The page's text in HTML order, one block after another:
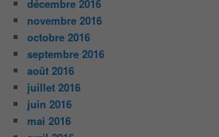
décembre 2016
novembre 2016
octobre 2016
septembre 2016
août 2016
juillet 2016
juin 2016
mai 2016